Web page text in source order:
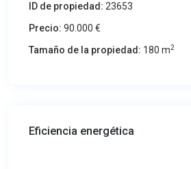
ID de propiedad: 23653
Precio: 90.000 €
Tamaño de la propiedad: 180 m2
Eficiencia energética